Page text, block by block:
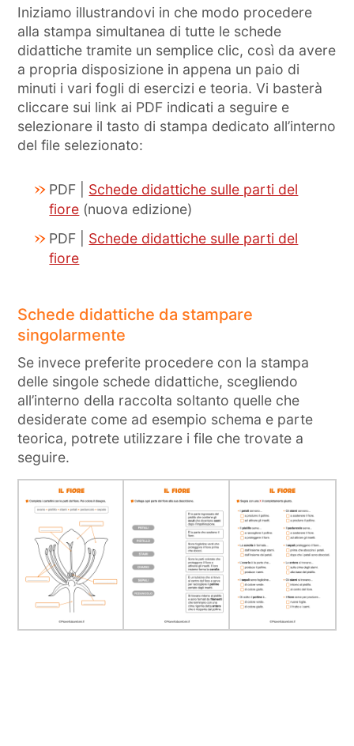
Iniziamo illustrandovi in che modo procedere
alla stampa simultanea di tutte le schede
didattiche tramite un semplice clic, così da avere
a propria disposizione in appena un paio di
minuti i vari fogli di esercizi e teoria. Vi basterà
cliccare sui link ai PDF indicati a seguire e
selezionare il tasto di stampa dedicato all’interno
del file selezionato:
PDF | Schede didattiche sulle parti del
fiore (nuova edizione)
PDF | Schede didattiche sulle parti del
fiore
Schede didattiche da stampare
singolarmente
Se invece preferite procedere con la stampa
delle singole schede didattiche, scegliendo
all’interno della raccolta soltanto quelle che
desiderate come ad esempio schema e parte
teorica, potrete utilizzare i file che trovate a
seguire.